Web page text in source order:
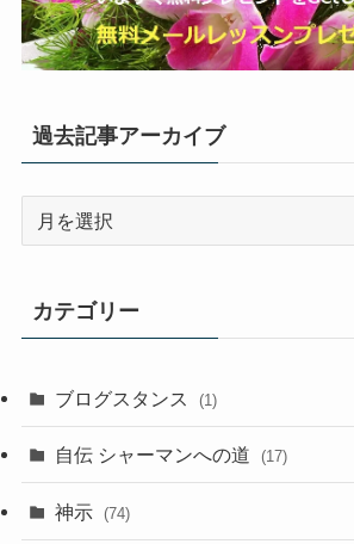
過去記事アーカイブ
ア
カ
ブ
カテゴリー
ブログスタンス (1)
自伝 シャーマンへの道 (17)
神示 (74)